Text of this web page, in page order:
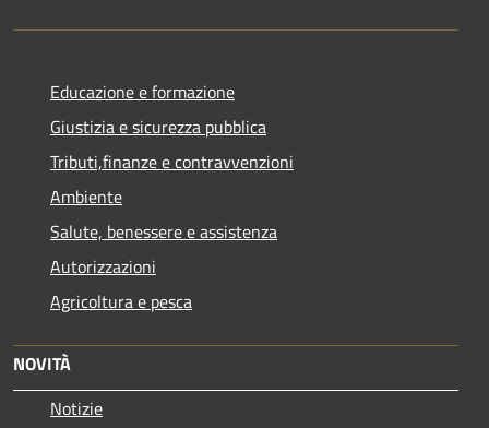
Educazione e formazione
Giustizia e sicurezza pubblica
Tributi,finanze e contravvenzioni
Ambiente
Salute, benessere e assistenza
Autorizzazioni
Agricoltura e pesca
NOVITÀ
Notizie